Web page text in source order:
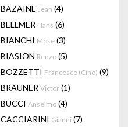
BAZAINE Jean (4)
BELLMER Hans (6)
BIANCHI Mosé (3)
BIASION Renzo (5)
BOZZETTI Francesco (Cino) (9)
BRAUNER Victor (1)
BUCCI Anselmo (4)
CACCIARINI Gianni (7)